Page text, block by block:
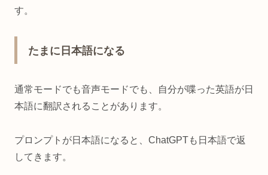
す。
たまに日本語になる
通常モードでも音声モードでも、自分が喋った英語が日
本語に翻訳されることがあります。
プロンプトが日本語になると、ChatGPTも日本語で返
してきます。